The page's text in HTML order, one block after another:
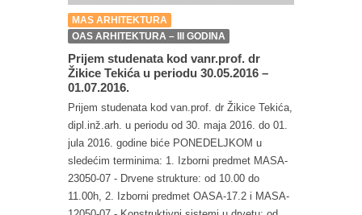
MAS ARHITEKTURA
OAS ARHITEKTURA – III GODINA
Prijem studenata kod vanr.prof. dr
Žikice Tekića u periodu 30.05.2016 –
01.07.2016.
Prijem studenata kod van.prof. dr Žikice Tekića,
dipl.inž.arh. u periodu od 30. maja 2016. do 01.
jula 2016. godine biće PONEDELJKOM u
sledećim terminima: 1. Izborni predmet MASA-
23050-07 - Drvene strukture: od 10.00 do
11.00h, 2. Izborni predmet OASA-17.2 i MASA-